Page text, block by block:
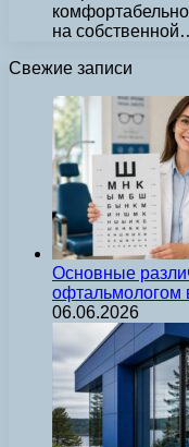
на
Свежие записи
Основные
офтальмологом
06.06.2026